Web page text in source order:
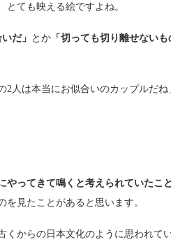
ても映える絵ですよね。
だ」 とか 「切っても切り離せないも
人は本当にお似合いのカップルだね
やってきて鳴くと考えられていたこと
見たことがあると思います。
からの日本文化のように思われて